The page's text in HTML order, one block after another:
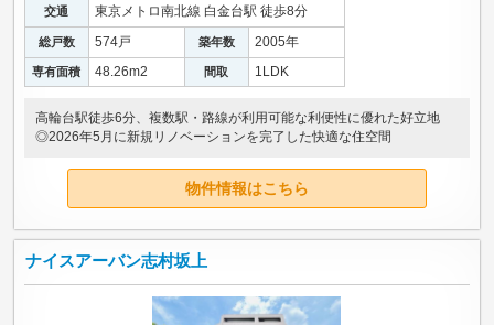
交通 東京メトロ南北線 白金台駅 徒歩8分
総戸数 574戸 築年数 2005年
専有面積 48.26m2 間取 1LDK
高輪台駅徒歩6分、複数駅・路線が利用可能な利便性に優れた好立地
◎2026年5月に新規リノベーションを完了した快適な住空間
物件情報はこちら
ナイスアーバン志村坂上